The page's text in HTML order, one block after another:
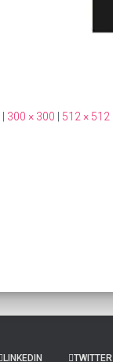
300 × 300 512 × 512
LINKEDIN TWITTER